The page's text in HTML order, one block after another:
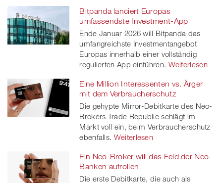
Bitpanda lanciert Europas
umfassendste Investment-App
Ende Januar 2026 will Bitpanda das
umfangreichste Investmentangebot
Europas innerhalb einer vollständig
regulierten App einführen. Weiterlesen
Eine Million Interessenten vs. Ärger
mit dem Verbraucherschutz
Die gehypte Mirror-Debitkarte des Neo-
Brokers Trade Republic schlägt im
Markt voll ein, beim Verbraucherschutz
ebenfalls. Weiterlesen
Ein Neo-Broker will das Feld der Neo-
Banken aufrollen
Die erste Debitkarte, die auch als